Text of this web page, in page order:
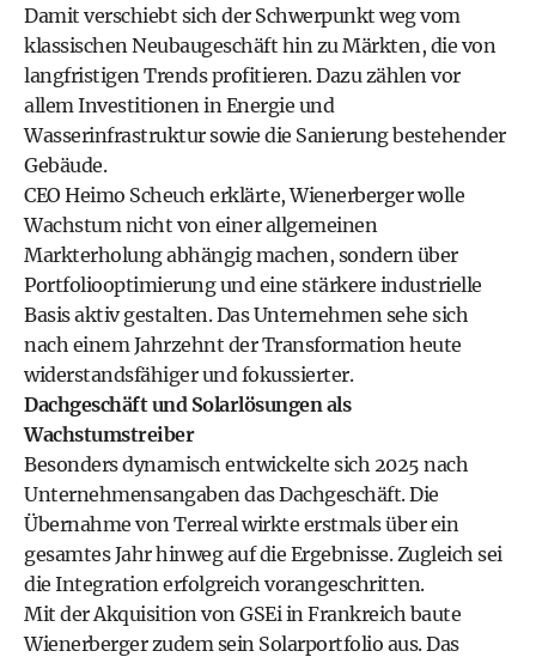
Damit verschiebt sich der Schwerpunkt weg vom
klassischen Neubaugeschäft hin zu Märkten, die von
langfristigen Trends profitieren. Dazu zählen vor
allem Investitionen in Energie und
Wasserinfrastruktur sowie die Sanierung bestehender
Gebäude.
CEO Heimo Scheuch erklärte, Wienerberger wolle
Wachstum nicht von einer allgemeinen
Markterholung abhängig machen, sondern über
Portfoliooptimierung und eine stärkere industrielle
Basis aktiv gestalten. Das Unternehmen sehe sich
nach einem Jahrzehnt der Transformation heute
widerstandsfähiger und fokussierter.
Dachgeschäft und Solarlösungen als
Wachstumstreiber
Besonders dynamisch entwickelte sich 2025 nach
Unternehmensangaben das Dachgeschäft. Die
Übernahme von Terreal wirkte erstmals über ein
gesamtes Jahr hinweg auf die Ergebnisse. Zugleich sei
die Integration erfolgreich vorangeschritten.
Mit der Akquisition von GSEi in Frankreich baute
Wienerberger zudem sein Solarportfolio aus. Das